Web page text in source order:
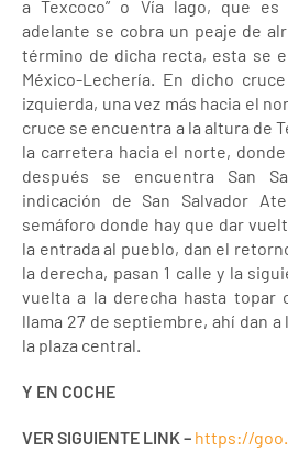
a Texcoco” o Vía lago, que
adelante se cobra un peaje de
término de dicha recta, esta se
México-Lechería. En dicho
izquierda, una vez más hacia el
cruce se encuentra a la altura de
la carretera hacia el norte,
después se encuentra San
indicación de San Salvador
semáforo donde hay que dar
la entrada al pueblo, dan el
la derecha, pasan 1 calle y la
vuelta a la derecha hasta topar
llama 27 de septiembre, ahí dan a
la plaza central.
Y EN COCHE
VER SIGUIENTE LINK – https://